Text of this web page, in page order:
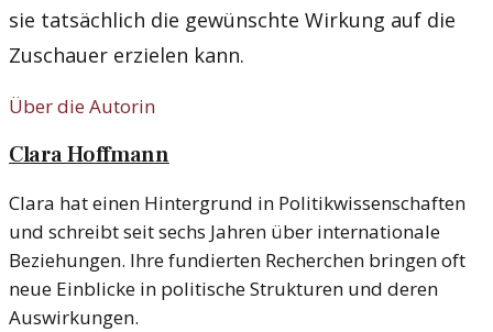
sie tatsächlich die gewünschte Wirkung auf die
Zuschauer erzielen kann.
Über die Autorin
Clara Hoffmann
Clara hat einen Hintergrund in Politikwissenschaften
und schreibt seit sechs Jahren über internationale
Beziehungen. Ihre fundierten Recherchen bringen oft
neue Einblicke in politische Strukturen und deren
Auswirkungen.